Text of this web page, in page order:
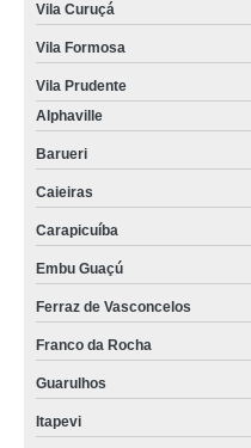
Vila Curuçá
Vila Formosa
Vila Prudente
Alphaville
Barueri
Caieiras
Carapicuíba
Embu Guaçú
Ferraz de Vasconcelos
Franco da Rocha
Guarulhos
Itapevi